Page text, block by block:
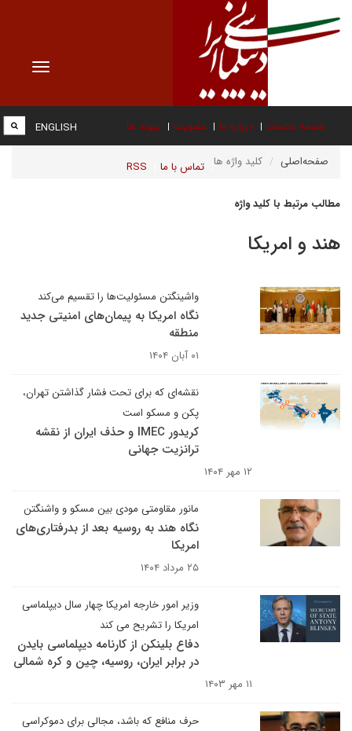
Toggle
صفحه نخست درباره ما عضویت پیوند ها
تماس با ما RSS
ENGLISH
صفحه‌اصلی کلید واژه ها
مطالب مرتبط با کلید واژه
هند و امریکا
واشینگتن مسئولیت‌ها را تقسیم می‌کند
نگاه امریکا به پیمان‌های امنیتی جدید
منطقه
۰۱ آبان ۱۴۰۴
نقشه‌ای که برای تحت فشار گذاشتن تهران،
پکن و مسکو است
کریدور IMEC و حذف ایران از نقشه
ترانزیت جهانی
۱۲ مهر ۱۴۰۴
مانور مقاومتی مودی بین مسکو و واشنگتن
نگاه هند به روسیه بعد از بدرفتاری‌های
امریکا
۲۵ مرداد ۱۴۰۴
وزیر امور خارجه امریکا چهار سال دیپلماسی
امریکا را تشریح می کند
دفاع بلینکن از کارنامه دیپلماسی بایدن
در برابر ایران، روسیه، چین و کره شمالی
۱۱ مهر ۱۴۰۳
حرف منافع که باشد، مجالی برای دموکراسی